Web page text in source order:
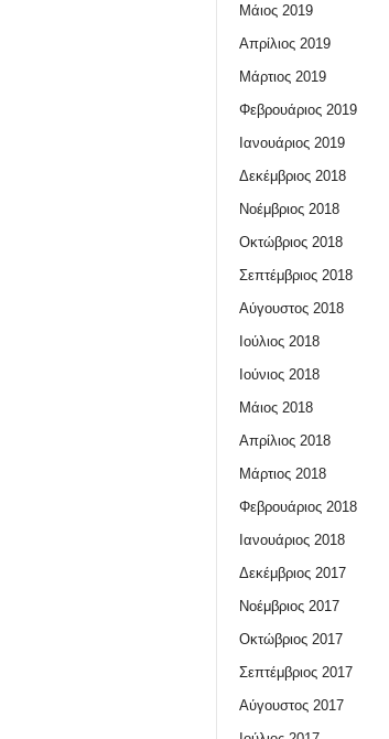
Μάιος 2019
Απρίλιος 2019
Μάρτιος 2019
Φεβρουάριος 2019
Ιανουάριος 2019
Δεκέμβριος 2018
Νοέμβριος 2018
Οκτώβριος 2018
Σεπτέμβριος 2018
Αύγουστος 2018
Ιούλιος 2018
Ιούνιος 2018
Μάιος 2018
Απρίλιος 2018
Μάρτιος 2018
Φεβρουάριος 2018
Ιανουάριος 2018
Δεκέμβριος 2017
Νοέμβριος 2017
Οκτώβριος 2017
Σεπτέμβριος 2017
Αύγουστος 2017